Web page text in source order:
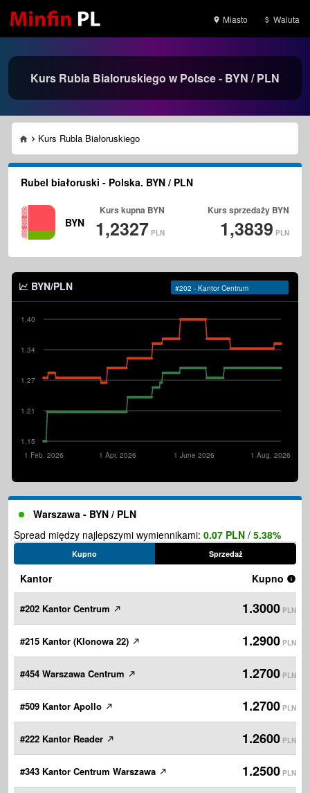
Miasto Waluta
Kurs Rubla Bialoruskiego w Polsce - BYN / PLN
Kurs Rubla Białoruskiego
Rubel białoruski - Polska. BYN / PLN
BYN
Kurs kupna BYN
1,2327 PLN
Kurs sprzedaży BYN
1,3839 PLN
BYN/PLN
1.15
1.21
1.27
1.34
1.40
1 Aug. 2026
1 June 2026
1 Apr. 2026
1 Feb. 2026
Warszawa - BYN / PLN
Spread między najlepszymi wymiennikami: 0.07 PLN / 5.38%
Kupno Sprzedaż
Kantor Kupno
#202 Kantor Centrum 1.3000 PLN
#215 Kantor (Klonowa 22) 1.2900 PLN
#454 Warszawa Centrum 1.2700 PLN
#509 Kantor Apollo 1.2700 PLN
#222 Kantor Reader 1.2600 PLN
#343 Kantor Centrum Warszawa 1.2500 PLN